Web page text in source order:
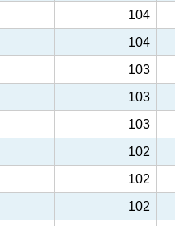
104
104
103
103
103
102
102
102